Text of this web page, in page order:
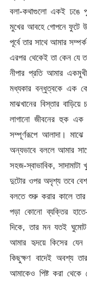
বলা-কথাগুলো একই ঢঙে
মুখের আবহে গোপনে ফুটে
পূর্বে তার সাথে আমার
এরপর থেকেই তা কেন যে
নীপার প্রতি আমার
মধ্যকার বন্ধুত্বকে এক
মাঝখানের বিস্তার
লাগানো জীবনের হুক
সম্পূর্ণরূপে আলাদা।
অন্যভাবে বললে আমার
সহজ-স্বাভাবিক,
দুটোর ওপর অদৃশ্য তবে
বলতে শুরু করার কালে
পড়া কোনো ব্যক্তির
দিকে, তার মন যতই
আমার হৃদয়ে কিসের
কিছুক্ষণ বাদেই অবশ্য
আমাকেও পিষ্ট করা